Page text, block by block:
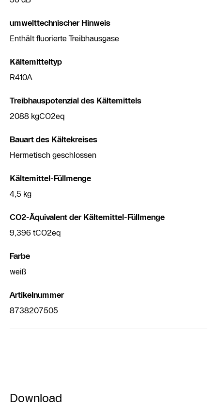
umwelttechnischer Hinweis
Enthält fluorierte Treibhausgase
Kältemitteltyp
R410A
Treibhauspotenzial des Kältemittels
2088 kgCO2eq
Bauart des Kältekreises
Hermetisch geschlossen
Kältemittel-Füllmenge
4,5 kg
CO2-Äquivalent der Kältemittel-Füllmenge
9,396 tCO2eq
Farbe
weiß
Artikelnummer
8738207505
Download